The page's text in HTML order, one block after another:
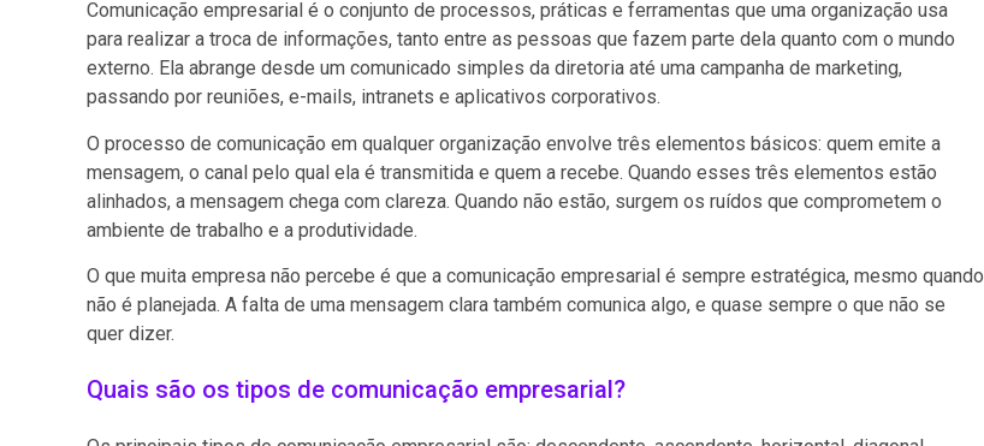
Comunicação empresarial é o conjunto de processos, práticas e ferramentas que uma organização usa
para realizar a troca de informações, tanto entre as pessoas que fazem parte dela quanto com o mundo
externo. Ela abrange desde um comunicado simples da diretoria até uma campanha de marketing,
passando por reuniões, e-mails, intranets e aplicativos corporativos.
O processo de comunicação em qualquer organização envolve três elementos básicos: quem emite a
mensagem, o canal pelo qual ela é transmitida e quem a recebe. Quando esses três elementos estão
alinhados, a mensagem chega com clareza. Quando não estão, surgem os ruídos que comprometem o
ambiente de trabalho e a produtividade.
O que muita empresa não percebe é que a comunicação empresarial é sempre estratégica, mesmo quando
não é planejada. A falta de uma mensagem clara também comunica algo, e quase sempre o que não se
quer dizer.
Quais são os tipos de comunicação empresarial?